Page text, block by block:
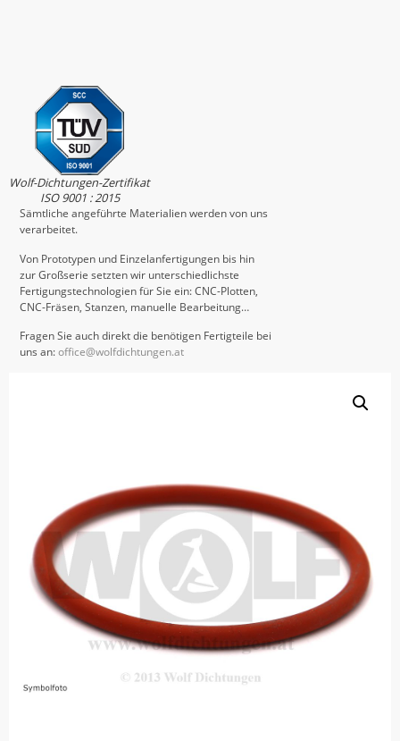
Wolf-Dichtungen-Zertifikat
ISO 9001 : 2015
Sämtliche angeführte Materialien werden von uns
verarbeitet.
Von Prototypen und Einzelanfertigungen bis hin
zur Großserie setzten wir unterschiedlichste
Fertigungstechnologien für Sie ein: CNC-Plotten,
CNC-Fräsen, Stanzen, manuelle Bearbeitung…
Fragen Sie auch direkt die benötigen Fertigteile bei
uns an:office@wolfdichtungen.at